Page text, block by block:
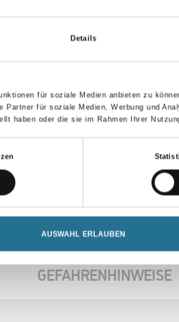
Details
für soziale Medien anbieten zu
für soziale Medien, Werbung und
haben oder die sie im Rahmen Ihrer
AUSWAHL ERLAUBEN
GEFAHRENHINWEISE